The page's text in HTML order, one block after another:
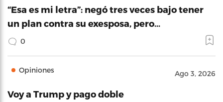
“Esa es mi letra”: negó tres veces bajo tener
un plan contra su exesposa, pero…
0
Opiniones Ago 3, 2026
Voy a Trump y pago doble